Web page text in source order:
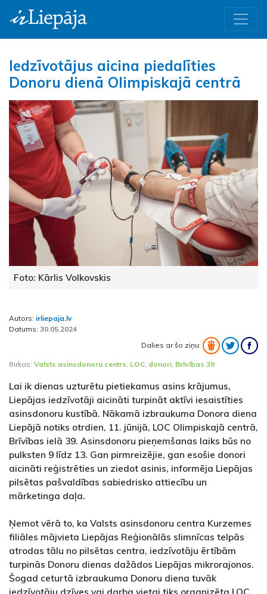
Iedzīvotājus aicina piedalīties
Donoru dienā Olimpiskajā centrā
Foto: Kārlis Volkovskis
Autors: irliepaja.lv
Datums: 30.05.2024
Dalies ar šo ziņu:
Birkas: Valsts asinsdonoru centrs, LOC, donori, Brīvības 39
Lai ik dienas uzturētu pietiekamus asins krājumus,
Liepājas iedzīvotāji aicināti turpināt aktīvi iesaistīties
asinsdonoru kustībā. Nākamā izbraukuma Donora diena
Liepājā notiks otrdien, 11. jūnijā, LOC Olimpiskajā centrā,
Brīvības ielā 39. Asinsdonoru pieņemšanas laiks būs no
pulksten 9 līdz 13. Gan pirmreizējie, gan esošie donori
aicināti reģistrēties un ziedot asinis, informēja Liepājas
pilsētas pašvaldības sabiedrisko attiecību un
mārketinga daļa.
Ņemot vērā to, ka Valsts asinsdonoru centra Kurzemes
filiāles mājvieta Liepājas Reģionālās slimnīcas telpās
atrodas tālu no pilsētas centra, iedzīvotāju ērtībām
turpinās Donoru dienas dažādos Liepājas mikrorajonos.
Šogad ceturtā izbraukuma Donoru diena tuvāk